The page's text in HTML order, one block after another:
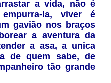
a vida, não é
la, viver é
gavião nos braços
a aventura da
a asa, a unica
de quem sabe, de
tão grande